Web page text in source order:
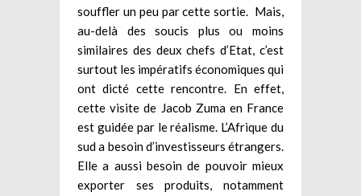
souffler un peu par cette sortie. Mais,
au-delà des soucis plus ou moins
similaires des deux chefs d’Etat, c’est
surtout les impératifs économiques qui
ont dicté cette rencontre. En effet,
cette visite de Jacob Zuma en France
est guidée par le réalisme. L’Afrique du
sud a besoin d’investisseurs étrangers.
Elle a aussi besoin de pouvoir mieux
exporter ses produits, notamment